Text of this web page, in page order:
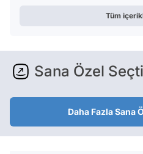
Tüm
Sana Özel
Daha Fazla Sana